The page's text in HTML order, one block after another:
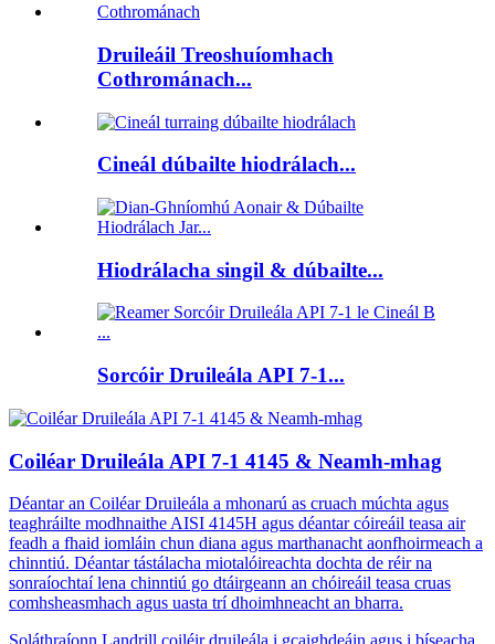
Druileáil Treoshuíomhach
Cothrománach...
Cineál dúbailte hiodrálach...
Hiodrálacha singil & dúbailte...
Sorcóir Druileála API 7-1...
Coiléar Druileála API 7-1 4145 & Neamh-mhag
Déantar an Coiléar Druileála a mhonarú as cruach múchta agus
teaghráilte modhnaithe AISI 4145H agus déantar cóireáil teasa air
feadh a fhaid iomláin chun diana agus marthanacht aonfhoirmeach a
chinntiú. Déantar tástálacha miotalóireachta dochta de réir na
sonraíochtaí lena chinntiú go dtáirgeann an chóireáil teasa cruas
comhsheasmhach agus uasta trí dhoimhneacht an bharra.